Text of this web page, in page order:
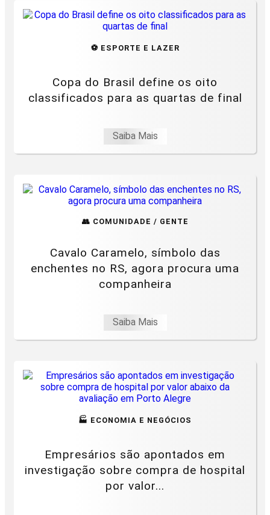
⚽ ESPORTE E LAZER
Copa do Brasil define os oito
classificados para as quartas de final
Saiba Mais
👥 COMUNIDADE / GENTE
Cavalo Caramelo, símbolo das
enchentes no RS, agora procura uma
companheira
Saiba Mais
🏭 ECONOMIA E NEGÓCIOS
Empresários são apontados em
investigação sobre compra de hospital
por valor...